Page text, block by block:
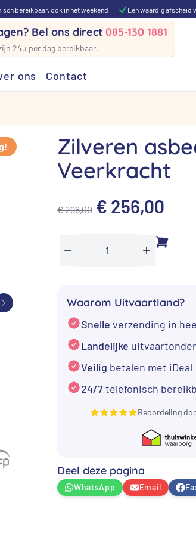
bereikbaar, ook in het weekend Een waardig afscheid
Bel ons direct085-130 1881
24u per dag bereikbaar.
ons Contact
Zilveren
Veerkracht
€296,00
was:
€ 256,00
is:
Veerkracht
aantal
Waarom Uitvaartland?
Snelle verzending in
Landelijke
Veilig betalen met iDeal
24/7telefonisch
Beoordeling
Deel deze pagina
WhatsApp Email